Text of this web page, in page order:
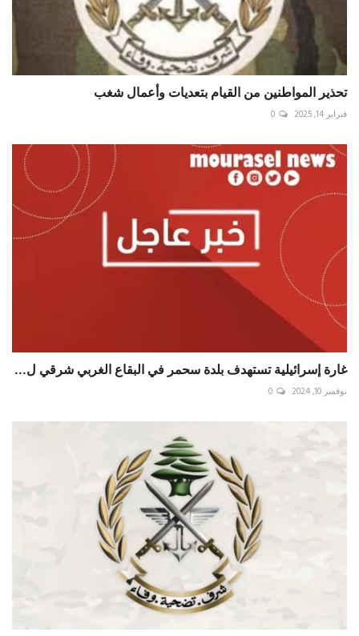
تحذير المواطنين من القيام بتعديات وأعمال شغب
فبراير 14, 2025 0
غارة إسرائيلية تستهدف بلدة سحمر في البقاع الغربي شرقي ل...
نوفمبر 10, 2024 0